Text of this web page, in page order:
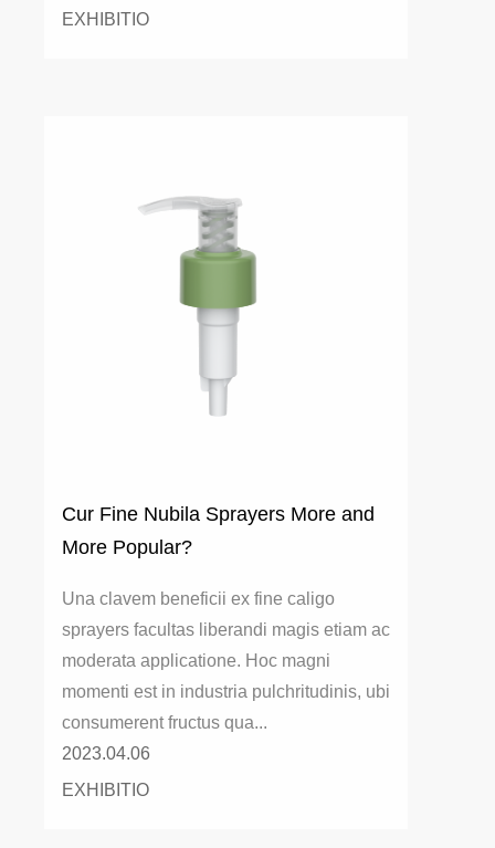
EXHIBITIO
Cur Fine Nubila Sprayers More and
More Popular?
Una clavem beneficii ex fine caligo
sprayers facultas liberandi magis etiam ac
moderata applicatione. Hoc magni
momenti est in industria pulchritudinis, ubi
consumerent fructus qua...
2023.04.06
EXHIBITIO